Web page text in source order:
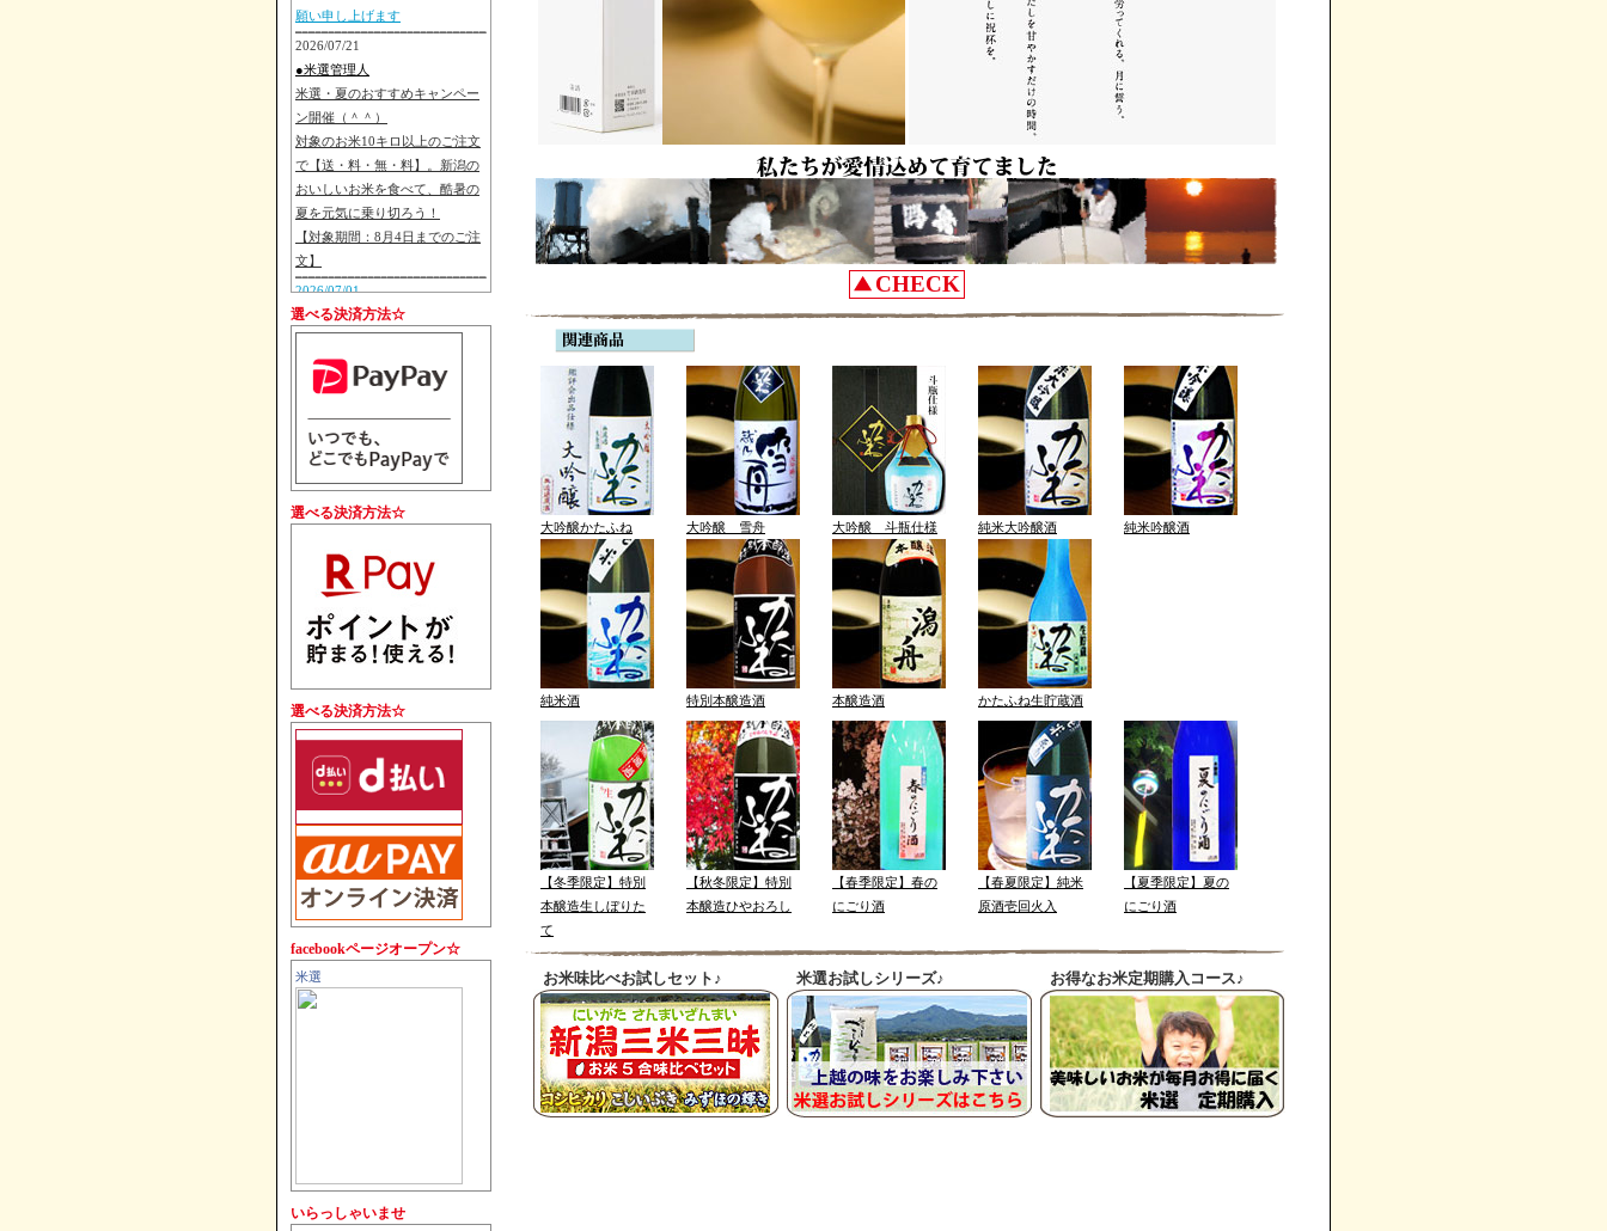
願い申し上げます
2026/07/21
●米選管理人
米選・夏のおすすめキャンペー
ン開催（＾＾）
対象のお米10キロ以上のご注文
で【送・料・無・料】。新潟の
おいしいお米を食べて、酷暑の
夏を元気に乗り切ろう！
【対象期間：8月4日までのご注
文】
2026/07/01
●朝日池農場
【重要予告】次年度のお米市場
価格を反映し、「2026年（令和
8年）度新米発送」より「お米販
細は8月後半より準備ができ次第
ご案内いたしますので、変わら
ぬご愛顧の程お願い申し上げま
す。
選べる決済方法☆
選べる決済方法☆
選べる決済方法☆
facebookページオープン☆
米選
いらっしゃいませ
CHECK
大吟醸かたふね 大吟醸 雪舟 大吟醸 斗瓶仕様 純米大吟醸酒 純米吟醸酒
純米酒 特別本醸造酒 本醸造酒 かたふね生貯蔵酒
【冬季限定】特別
本醸造生しぼりた
て
【秋冬限定】特別
本醸造ひやおろし
【春季限定】春の
にごり酒
【春夏限定】純米
原酒壱回火入
【夏季限定】夏の
にごり酒
お米味比べお試しセット♪ 米選お試しシリーズ♪ お得なお米定期購入コース♪